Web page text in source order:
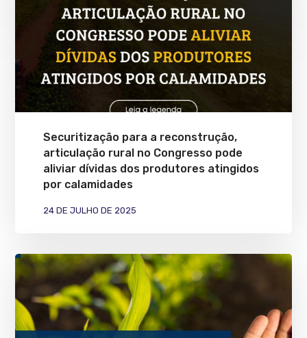
Securitização para a reconstrução,
articulação rural no Congresso pode
aliviar dívidas dos produtores atingidos
por calamidades
24 DE JULHO DE 2025